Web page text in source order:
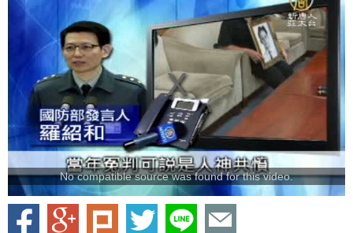
No compatible source was found for this video.